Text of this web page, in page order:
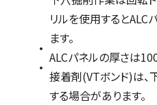
リルを使用するとALC
ます。
ALCパネルの厚さは
接着剤(VTボンド)は
する場合があります。